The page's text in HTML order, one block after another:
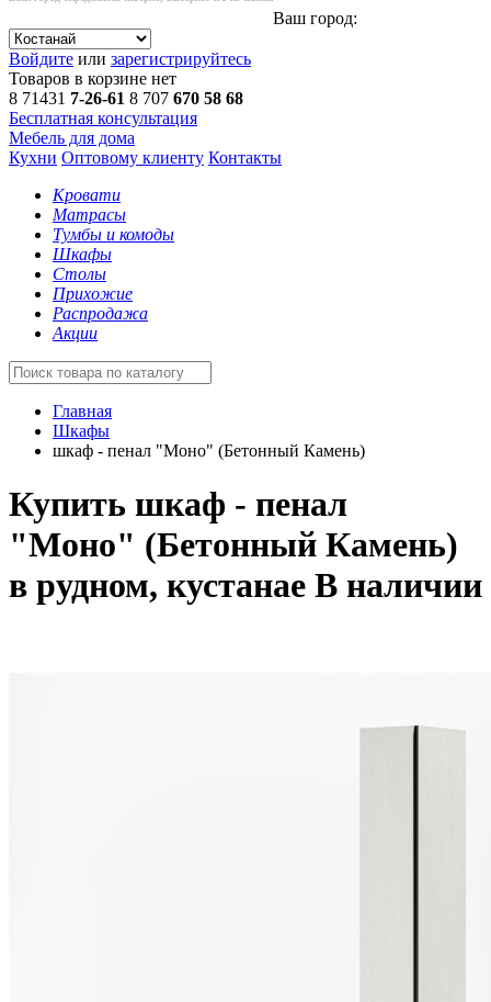
Ваш город:
Войдите или зарегистрируйтесь
Товаров в корзине нет
8 71431 7-26-61 8 707 670 58 68
Бесплатная консультация
Мебель для дома
Кухни Оптовому клиенту Контакты
Кровати
Матрасы
Тумбы и комоды
Шкафы
Столы
Прихожие
Распродажа
Акции
Главная
Шкафы
шкаф - пенал "Моно" (Бетонный Камень)
Купить шкаф - пенал
"Моно" (Бетонный Камень)
в рудном, кустанае В наличии